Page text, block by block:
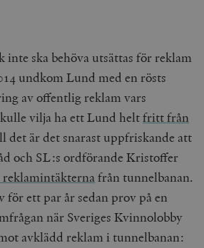
inte ska behöva utsättas för reklam
undkom Lund med en rösts
av offentlig reklam vars
vilja ha ett Lund heltfritt från
det är det snarast uppfriskande att
och SL:s ordförande Kristoffer
reklamintäkterna från tunnelbanan.
för ett par år sedan prov på en
när Sveriges Kvinnolobby
avklädd reklam i tunnelbanan: